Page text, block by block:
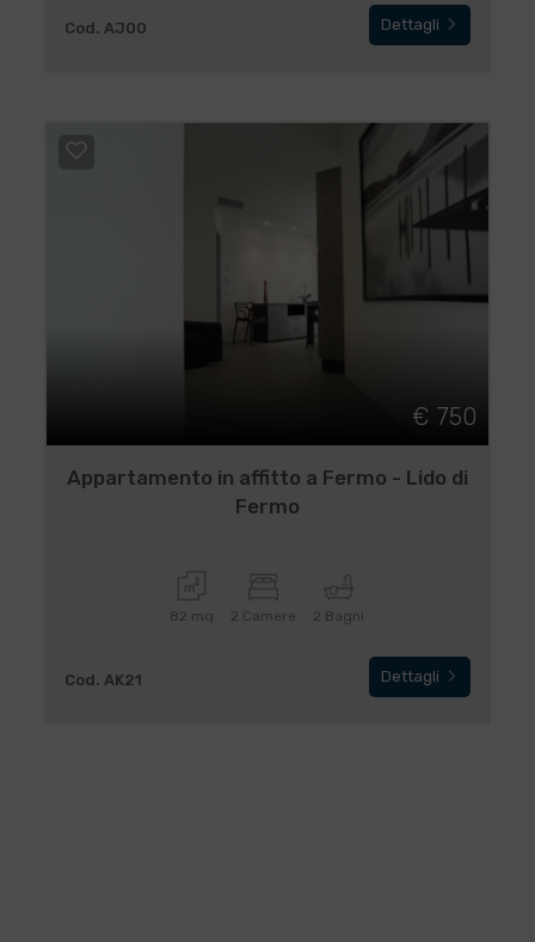
Cod. AJ00 Dettagli
€ 750
Appartamento in affitto a Fermo - Lido di
Fermo
82 mq 2 Camere 2 Bagni
Cod. AK21 Dettagli